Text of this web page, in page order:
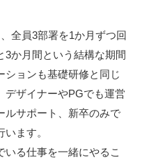
全員3部署を1か月ずつ回
3か月間という結構な期間
ションも基礎研修と同じ
デザイナーやPGでも運営
ルサポート、新卒のみで
ます。
いる仕事を一緒にやるこ